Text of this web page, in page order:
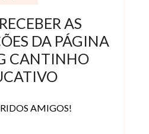
AS
DA PÁGINA
CANTINHO
AMIGOS!